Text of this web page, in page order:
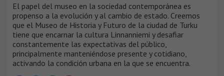
El papel del museo en la sociedad contemporánea es
propenso a la evolución y al cambio de estado. Creemos
que el Museo de Historia y Futuro de la ciudad de Turku
tiene que encarnar la cultura Linnanniemi y desafiar
constantemente las expectativas del público,
principalmente manteniéndose presente y cotidiano,
activando la condición urbana en la que se encuentra.